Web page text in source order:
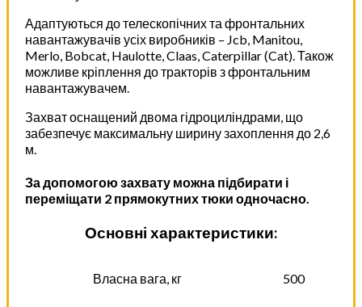
Адаптуються до телескопічних та фронтальних
навантажувачів усіх виробників – Jcb, Manitou,
Merlo, Bobcat, Haulotte, Claas, Caterpillar (Cat). Також
можливе кріплення до тракторів з фронтальним
навантажувачем.
Захват оснащений двома гідроциліндрами, що
забезпечує максимальну ширину захоплення до 2,6
м.
За допомогою захвату можна підбирати і
переміщати 2 прямокутних тюки одночасно.
Основні характеристики:
Власна вага, кг 500